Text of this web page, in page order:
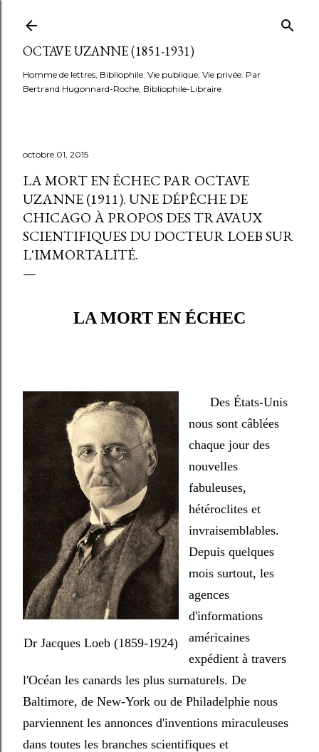
OCTAVE UZANNE (1851-1931)
Homme de lettres, Bibliophile. Vie publique, Vie privée. Par
Bertrand Hugonnard-Roche, Bibliophile-Libraire
octobre 01, 2015
LA MORT EN ÉCHEC PAR OCTAVE
UZANNE (1911). UNE DÉPÊCHE DE
CHICAGO À PROPOS DES TRAVAUX
SCIENTIFIQUES DU DOCTEUR LOEB SUR
L'IMMORTALITÉ.
LA MORT EN ÉCHEC
Dr Jacques Loeb (1859-1924)
Des États-Unis
nous sont câblées
chaque jour des
nouvelles
fabuleuses,
hétéroclites et
invraisemblables.
Depuis quelques
mois surtout, les
agences
d'informations
américaines
expédient à travers
l'Océan les canards les plus surnaturels. De
Baltimore, de New-York ou de Philadelphie nous
parviennent les annonces d'inventions miraculeuses
dans toutes les branches scientifiques et